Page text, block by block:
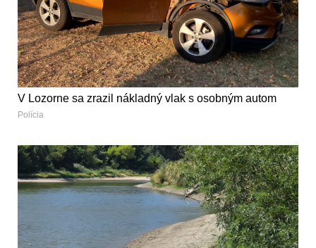
V Lozorne sa zrazil nákladný vlak s osobným autom
Polícia